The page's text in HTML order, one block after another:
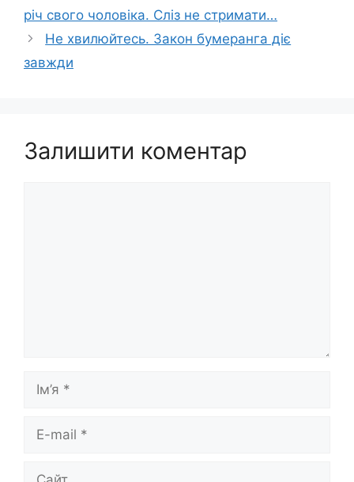
річ свого чоловіка. Сліз не стримати…
Не хвилюйтесь. Закон бумеранга діє
завжди
Залишити коментар
mail